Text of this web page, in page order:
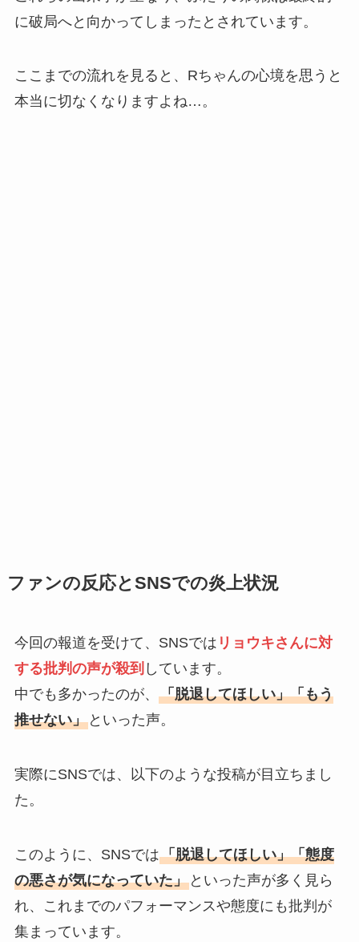
に破局へと向かってしまったとされています。
ここまでの流れを見ると、Rちゃんの心境を思うと
本当に切なくなりますよね…。
ファンの反応とSNSでの炎上状況
今回の報道を受けて、SNSでは リョウキさんに対
する批判の声が殺到 しています。
中でも多かったのが、 「脱退してほしい」「もう
推せない」といった声。
実際にSNSでは、以下のような投稿が目立ちまし
た。
このように、SNSでは「脱退してほしい」「態度
の悪さが気になっていた」といった声が多く見ら
れ、これまでのパフォーマンスや態度にも批判が
集まっています。